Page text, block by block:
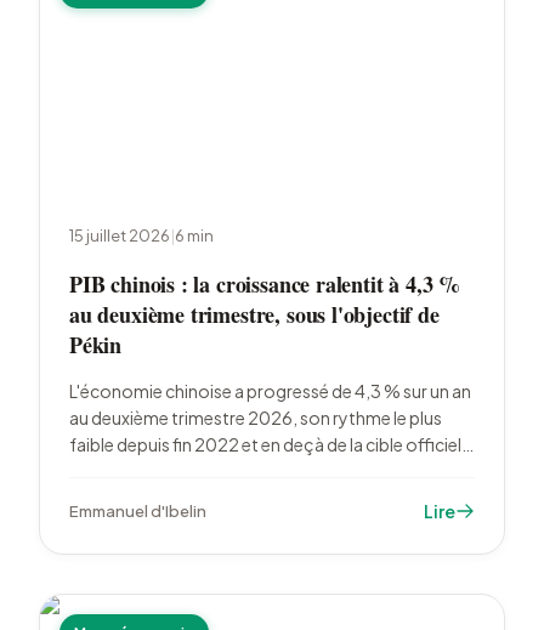
15 juillet 2026|6 min
PIB chinois : la croissance ralentit à 4,3 %
au deuxième trimestre, sous l'objectif de
Pékin
L'économie chinoise a progressé de 4,3 % sur un an
au deuxième trimestre 2026, son rythme le plus
faible depuis fin 2022 et en deçà de la cible officielle
exportations résistantes.
Emmanuel d'Ibelin Lire